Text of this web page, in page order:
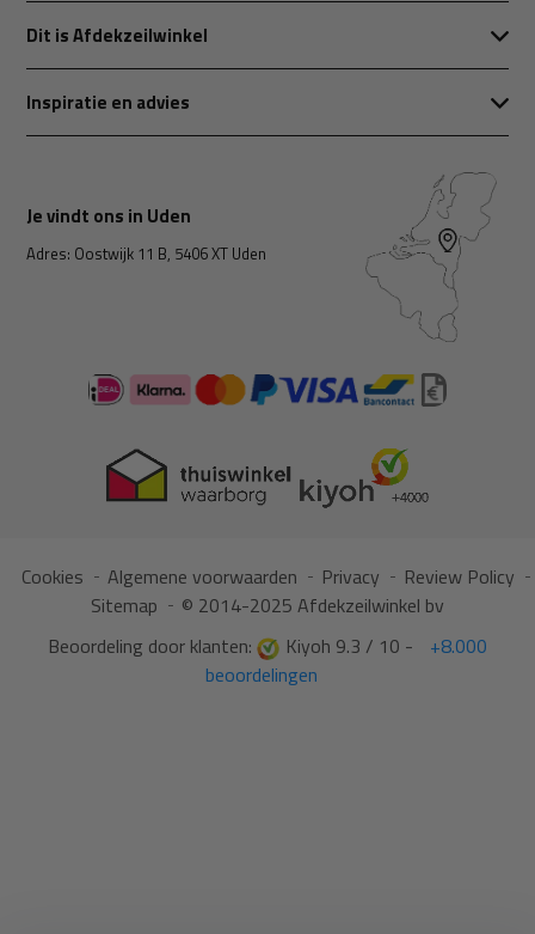
Dit is Afdekzeilwinkel
Inspiratie en advies
Je vindt ons in Uden
Adres: Oostwijk 11 B, 5406 XT Uden
Cookies Algemene voorwaarden Privacy
Review Policy
Sitemap
© 2014-2025 Afdekzeilwinkel bv
Beoordeling door klanten:
Kiyoh 9.3 / 10 -
+8.000
beoordelingen